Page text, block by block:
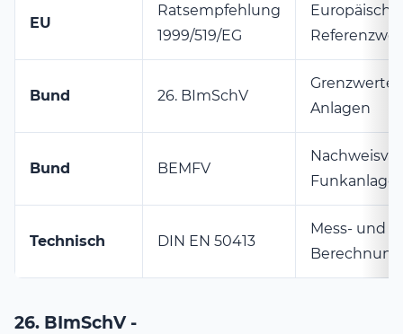
EU
Ratsempfehlung
1999/519/EG
Europäische
Bund 26. BImSchV
Grenzwerte
Anlagen
Bund BEMFV
Technisch DIN EN 50413
Mess- und
26. BImSchV -